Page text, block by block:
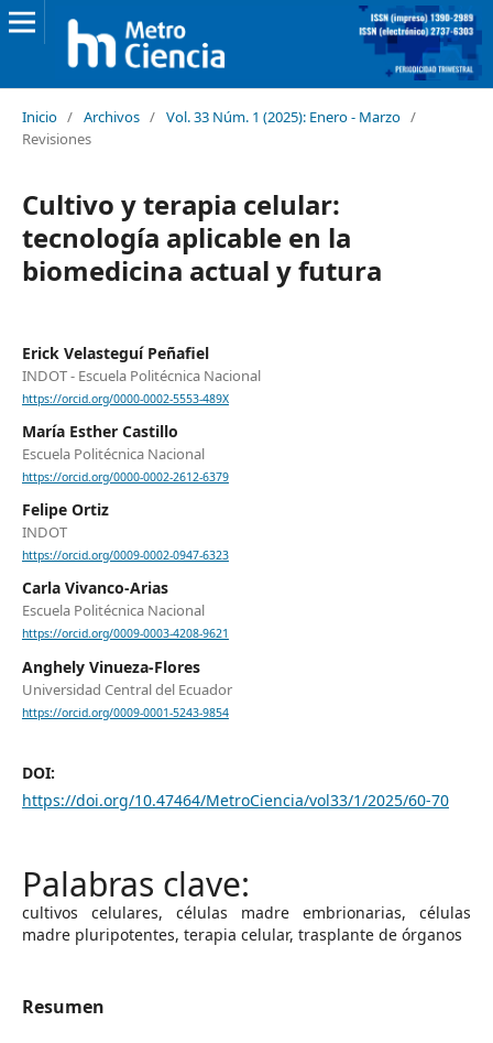
Inicio / Archivos / Vol. 33 Núm. 1 (2025): Enero - Marzo /
Revisiones
Cultivo y terapia celular:
tecnología aplicable en la
biomedicina actual y futura
Erick Velasteguí Peñafiel
INDOT - Escuela Politécnica Nacional
https://orcid.org/0000-0002-5553-489X
María Esther Castillo
Escuela Politécnica Nacional
https://orcid.org/0000-0002-2612-6379
Felipe Ortiz
INDOT
https://orcid.org/0009-0002-0947-6323
Carla Vivanco-Arias
Escuela Politécnica Nacional
https://orcid.org/0009-0003-4208-9621
Anghely Vinueza-Flores
Universidad Central del Ecuador
https://orcid.org/0009-0001-5243-9854
DOI:
https://doi.org/10.47464/MetroCiencia/vol33/1/2025/60-70
cultivos celulares, células madre embrionarias, células
madre pluripotentes, terapia celular, trasplante de órganos
Resumen